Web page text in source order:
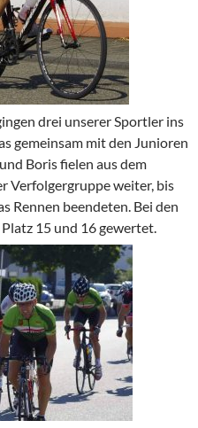
drei unserer Sportler ins
gemeinsam mit den Junioren
Boris fielen aus dem
Verfolgergruppe weiter, bis
Rennen beendeten. Bei den
15 und 16 gewertet.